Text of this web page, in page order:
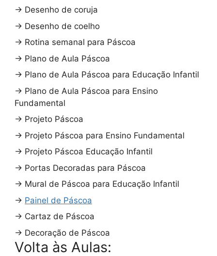
→ Desenho de coruja
→ Desenho de coelho
→ Rotina semanal para Páscoa
→ Plano de Aula Páscoa
→ Plano de Aula Páscoa para Educação Infantil
→ Plano de Aula Páscoa para Ensino
Fundamental
→ Projeto Páscoa
→ Projeto Páscoa para Ensino Fundamental
→ Projeto Páscoa Educação Infantil
→ Portas Decoradas para Páscoa
→ Mural de Páscoa para Educação Infantil
→ Painel de Páscoa
→ Cartaz de Páscoa
→ Decoração de Páscoa
Volta às Aulas: